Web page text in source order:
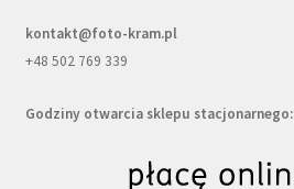
kontakt@foto-kram.pl
+48 502 769 339
Godziny otwarcia sklepu stacjonarnego: